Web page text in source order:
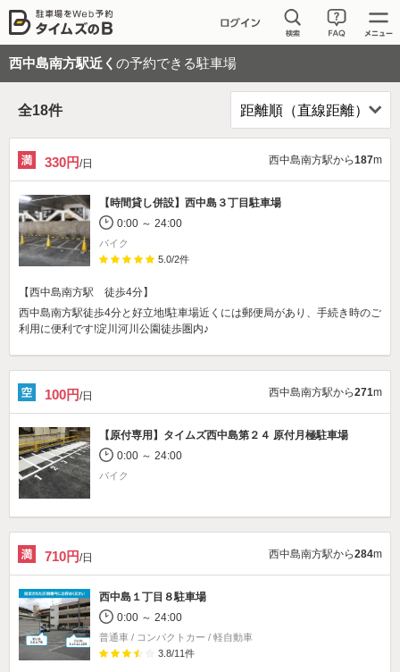
西中島南方駅近く の予約できる駐車場
全18件
330円/日 西中島南方駅から187m
【時間貸し併設】 西中島３丁目駐車場
0:00 ～ 24:00
バイク
5.0/2件
【西中島南方駅 徒歩4分】
西中島南方駅徒歩4分と好立地!駐車場近くには郵便局があり、手続き時のご
利用に便利です!淀川河川公園徒歩圏内♪
100円/日 西中島南方駅から271m
【原付専用】タイムズ西中島第２４ 原付月極駐車場
0:00 ～ 24:00
バイク
710円/日 西中島南方駅から284m
西中島１丁目８駐車場
0:00 ～ 24:00
普通車 / コンパクトカー / 軽自動車
3.8/11件